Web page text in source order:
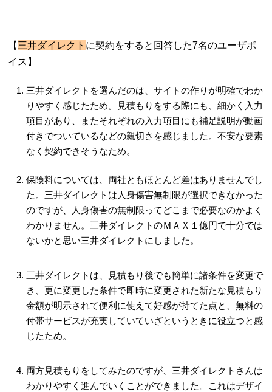
【 三井ダイレクト に契約をすると回答した7名のユーザボ
イス】
三井ダイレクトを選んだのは、サイトの作りが明確でわか
りやすく感じたため。見積もりをする際にも、細かく入力
項目があり、またそれぞれの入力項目にも補足説明が動画
付きでついているなどの親切さを感じました。不安な要素
なく契約できそうなため。
保険料については、両社ともほとんど差はありませんでし
た。三井ダイレクトは人身傷害無制限が選択できなかった
のですが、人身傷害の無制限ってどこまで必要なのかよく
わかりません。三井ダイレクトのＭＡＸ１億円で十分では
ないかと思い三井ダイレクトにしました。
三井ダイレクトは、見積もり後でも簡単に諸条件を変更で
き、更に変更した条件で即時に変更された新たな見積もり
金額が明示されて便利に使えて好感が持てた点と、無料の
付帯サービスが充実していていざというときに役立つと感
じたため。
両方見積もりをしてみたのですが、三井ダイレクトさんは
わかりやすく進んでいくことができました。これはデザイ